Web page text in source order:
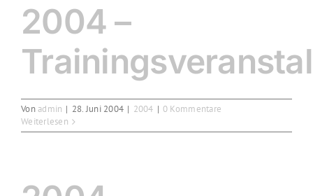
2004 –
Vonadmin | 28. Juni 2004 | 2004 | 0 Kommentare
Weiterlesen